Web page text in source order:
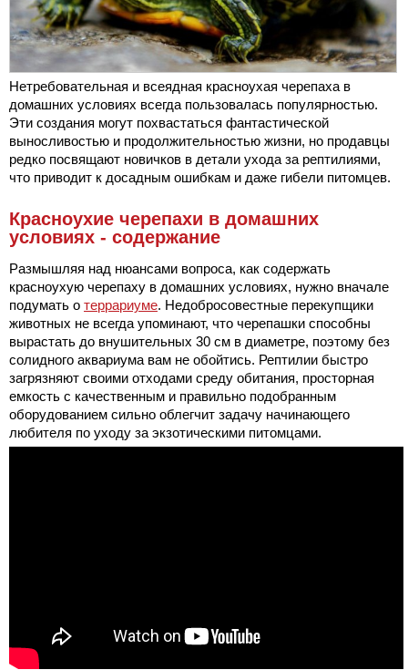
Нетребовательная и всеядная красноухая черепаха в
домашних условиях всегда пользовалась популярностью.
Эти создания могут похвастаться фантастической
выносливостью и продолжительностью жизни, но продавцы
редко посвящают новичков в детали ухода за рептилиями,
что приводит к досадным ошибкам и даже гибели питомцев.
Красноухие черепахи в домашних
условиях - содержание
Размышляя над нюансами вопроса, как содержать
красноухую черепаху в домашних условиях, нужно вначале
подумать о террариуме. Недобросовестные перекупщики
животных не всегда упоминают, что черепашки способны
вырастать до внушительных 30 см в диаметре, поэтому без
солидного аквариума вам не обойтись. Рептилии быстро
загрязняют своими отходами среду обитания, просторная
емкость с качественным и правильно подобранным
оборудованием сильно облегчит задачу начинающего
любителя по уходу за экзотическими питомцами.